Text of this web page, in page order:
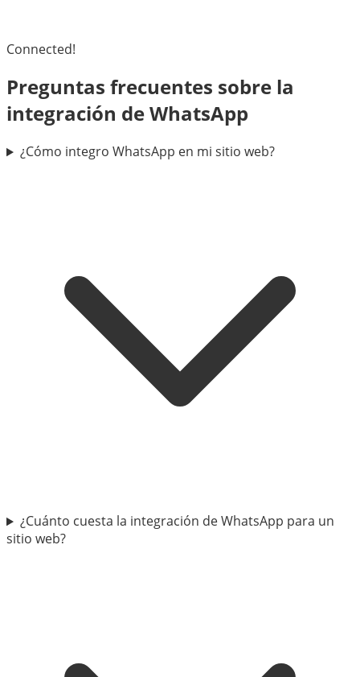
Connected!
Preguntas frecuentes sobre la
integración de WhatsApp
¿Cómo integro WhatsApp en mi sitio web?
¿Cuánto cuesta la integración de WhatsApp para un
sitio web?